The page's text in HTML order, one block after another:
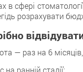
в сфері
розрахувати
— раз на 6